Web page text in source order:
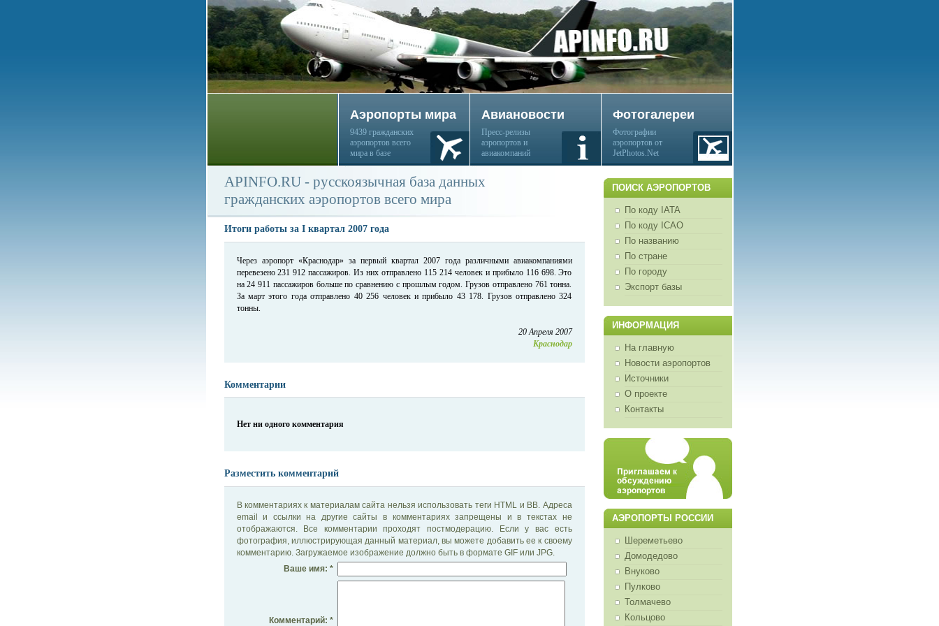
Аэропорты мира
9439 гражданских
аэропортов всего
мира в базе
Авиановости
Пресс-релизы
аэропортов и
авиакомпаний
Фотогалереи
Фотографии
аэропортов от
JetPhotos.Net
ПОИСК АЭРОПОРТОВ
По коду IATA
По коду ICAO
По названию
По стране
По городу
Экспорт базы
ИНФОРМАЦИЯ
На главную
Новости аэропортов
Источники
О проекте
Контакты
АЭРОПОРТЫ РОССИИ
Шереметьево
Домодедово
Внуково
Пулково
Толмачево
Кольцово
APINFO.RU - русскоязычная база данных
гражданских аэропортов всего мира
Итоги работы за I квартал 2007 года
Через аэропорт «Краснодар» за первый квартал 2007 года различными авиакомпаниями
перевезено 231 912 пассажиров. Из них отправлено 115 214 человек и прибыло 116 698. Это
на 24 911 пассажиров больше по сравнению с прошлым годом. Грузов отправлено 761 тонна.
За март этого года отправлено 40 256 человек и прибыло 43 178. Грузов отправлено 324
тонны.
20 Апреля 2007
Краснодар
Комментарии
Нет ни одного комментария
Разместить комментарий
В комментариях к материалам сайта нельзя использовать теги HTML и BB. Адреса
email и ссылки на другие сайты в комментариях запрещены и в текстах не
отображаются. Все комментарии проходят постмодерацию. Если у вас есть
фотография, иллюстрирующая данный материал, вы можете добавить ее к своему
комментарию. Загружаемое изображение должно быть в формате GIF или JPG.
Ваше имя: *
Комментарий: *